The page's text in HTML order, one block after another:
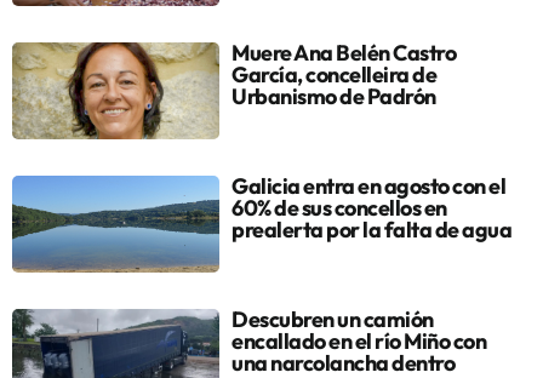
Muere Ana Belén Castro
García, concelleira de
Urbanismo de Padrón
Galicia entra en agosto con el
60% de sus concellos en
prealerta por la falta de agua
Descubren un camión
encallado en el río Miño con
una narcolancha dentro